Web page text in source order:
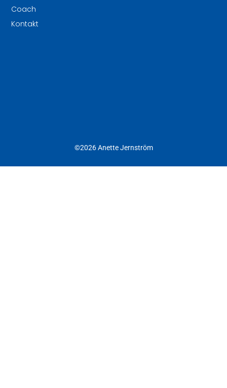
Coach
Kontakt
©2026 Anette Jernström